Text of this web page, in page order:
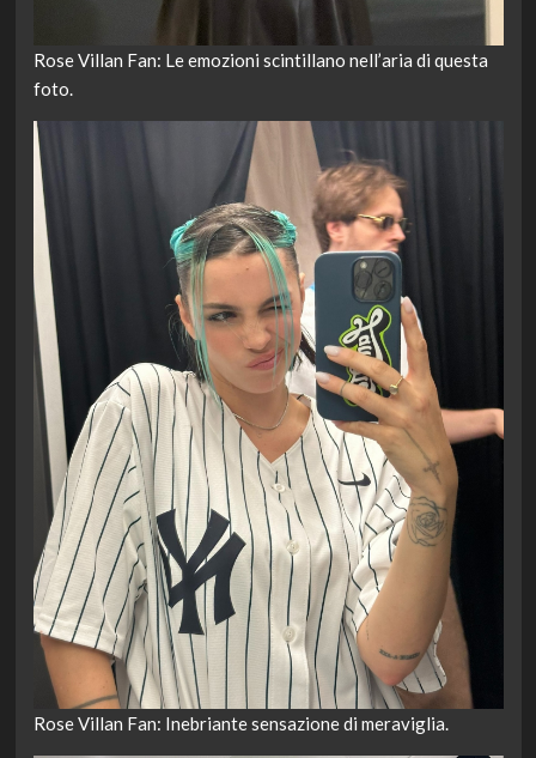
Rose Villan Fan: Le emozioni scintillano nell’aria di questa
foto.
Rose Villan Fan: Inebriante sensazione di meraviglia.